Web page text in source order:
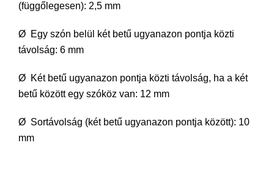
(függőlegesen): 2,5 mm
Ø Egy szón belül két betű ugyanazon pontja közti
távolság: 6 mm
Ø Két betű ugyanazon pontja közti távolság, ha a két
betű között egy szóköz van: 12 mm
Ø Sortávolság (két betű ugyanazon pontja között): 10
mm